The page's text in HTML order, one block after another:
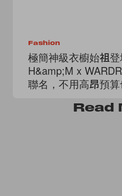
Fashion
極簡神級衣櫥始祖登
H&amp;M x
聯名，不用高昂預
Read